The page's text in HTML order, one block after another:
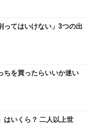
を別どり”すること
座に移すこと」から
おくと、「お金がた
！」と、あっという
ありますが、給与天
預金の制度を勤務先
ってはいけない」3つの出
ちを買ったらいいか迷い
はいくら？ 二人以上世